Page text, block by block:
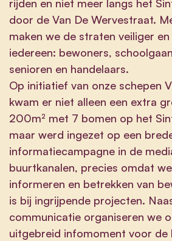
rijden en niet meer langs het
door de Van De Wervestraat.
maken we de straten veiliger
iedereen: bewoners,
senioren en handelaars.
Op initiatief van onze schepen
kwam er niet alleen een extra
200m² met 7 bomen op het
maar werd ingezet op een
informatiecampagne in de
buurtkanalen, precies omdat
informeren en betrekken van
is bij ingrijpende projecten.
communicatie organiseren we
uitgebreid infomoment voor de